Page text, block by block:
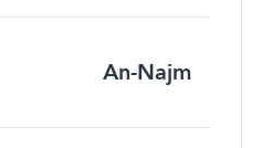
An-Najm